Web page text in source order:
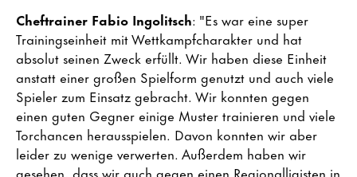
Cheftrainer Fabio Ingolitsch: "Es war eine super
Trainingseinheit mit Wettkampfcharakter und hat
absolut seinen Zweck erfüllt. Wir haben diese Einheit
anstatt einer großen Spielform genutzt und auch viele
Spieler zum Einsatz gebracht. Wir konnten gegen
einen guten Gegner einige Muster trainieren und viele
Torchancen herausspielen. Davon konnten wir aber
leider zu wenige verwerten. Außerdem haben wir
gesehen, dass wir auch gegen einen Regionalligisten in